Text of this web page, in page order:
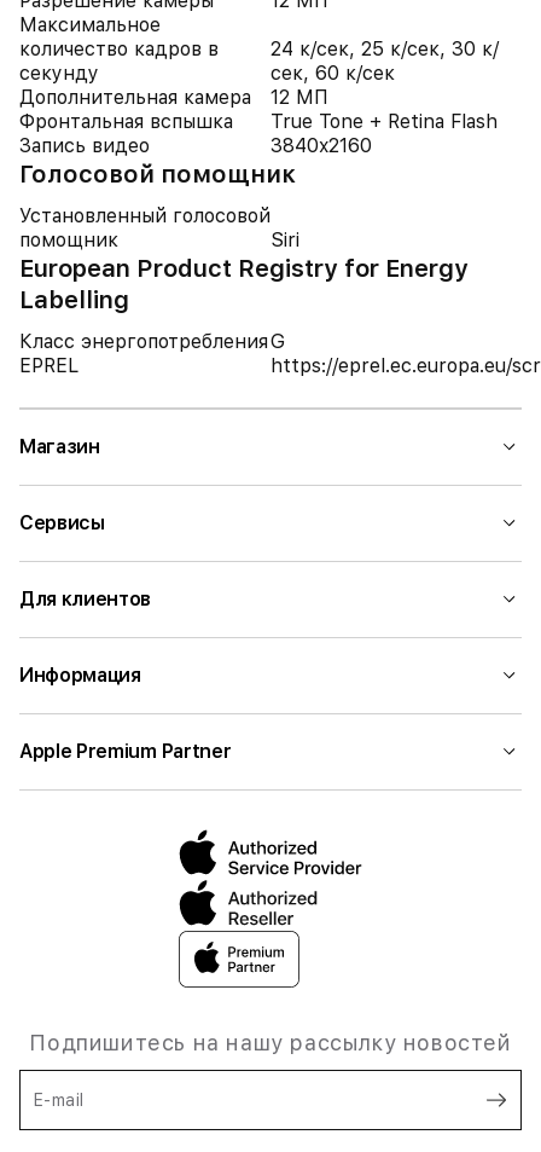
Максимальное
количество кадров в
секунду
24 к/сек, 25 к/сек, 30 к/
сек, 60 к/сек
Дополнительная камера
12 МП
Фронтальная вспышка
True Tone + Retina Flash
Запись видео
3840x2160
Голосовой помощник
Установленный голосовой
помощник
Siri
European Product Registry for Energy
Labelling
Класс энергопотребленияG
EPREL
https://eprel.ec.europa.eu/
Магазин
Сервисы
Для клиентов
Информация
Apple Premium Partner
Подпишитесь на нашу рассылку новостей
E-mail